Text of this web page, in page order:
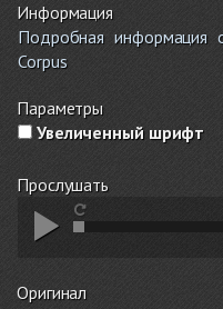
Информация
Подробная информация
Corpus
Параметры
Увеличенный шрифт
Прослушать
Оригинал